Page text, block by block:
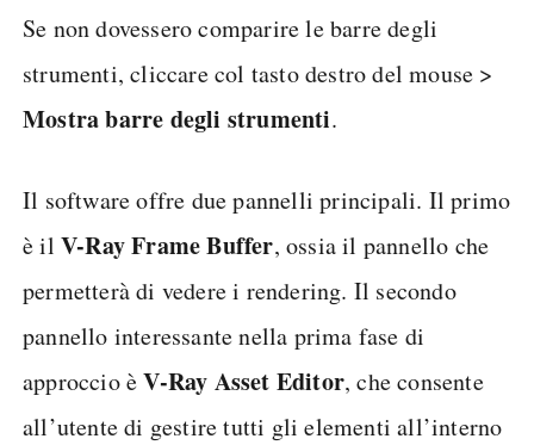
Se non dovessero comparire le barre degli
strumenti, cliccare col tasto destro del mouse >
Mostra barre degli strumenti.
Il software offre due pannelli principali. Il primo
è il V-Ray Frame Buffer, ossia il pannello che
permetterà di vedere i rendering. Il secondo
pannello interessante nella prima fase di
approccio èV-Ray Asset Editor, che consente
all’utente di gestire tutti gli elementi all’interno